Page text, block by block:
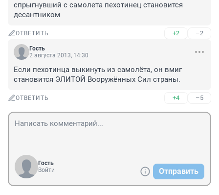
спрыгнувший с самолета пехотинец становится
десантником
ОТВЕТИТЬ +2 –2
Гость
2 августа 2013, 14:30
Если пехотинца выкинуть из самолёта, он вмиг
становится ЭЛИТОЙ Вооружённых Сил страны.
ОТВЕТИТЬ +4 –5
Гость
Войти
Отправить